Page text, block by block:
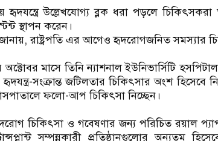
হৃদযন্ত্রে উল্লেখযোগ্য ব্লক ধরা পড়লে চিকিৎসকরা
স্থাপন করেন।
রাষ্ট্রপতি এর আগেও হৃদরোগজনিত সমস্যার
মাসে তিনি ন্যাশনাল ইউনিভার্সিটি
সংক্রান্ত জটিলতার চিকিৎসার অংশ হিসেবে
ফলো-আপ চিকিৎসা নিচ্ছেন।
চিকিৎসা ও গবেষণার জন্য পরিচিত রয়াল
সম্পন্নকারী প্রতিষ্ঠানগুলোর অন্যতম